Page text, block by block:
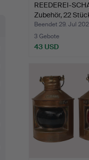
REEDEREI-
Zubehör, 22
Beendet 29. Jul
3 Gebote
43 USD